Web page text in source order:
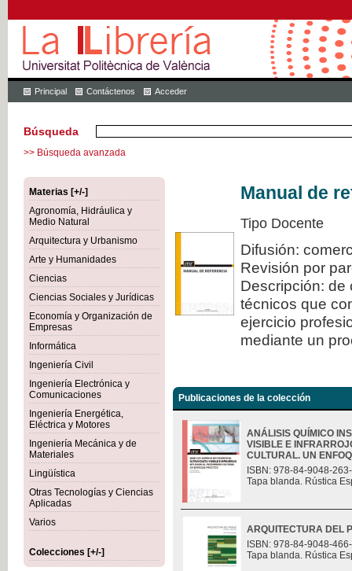
Principal Contáctenos Acceder
Búsqueda
>> Búsqueda avanzada
Materias [+/-]
Agronomía, Hidráulica y
Medio Natural
Arquitectura y Urbanismo
Arte y Humanidades
Ciencias
Ciencias Sociales y Jurídicas
Economía y Organización de
Empresas
Informática
Ingeniería Civil
Ingeniería Electrónica y
Comunicaciones
Ingeniería Energética,
Eléctrica y Motores
Ingeniería Mecánica y de
Materiales
Lingüística
Otras Tecnologías y Ciencias
Aplicadas
Varios
Colecciones [+/-]
Manual de
Tipo Docente
Difusión:
Revisión por
Descripción: de
técnicos que
ejercicio
mediante un
Publicaciones de la colección
ANÁLISIS QUÍMICO
VISIBLE E
CULTURAL. UN
ISBN: 978-84-9048-
Tapa blanda. Rústica
ARQUITECTURA DEL
ISBN: 978-84-9048-
Tapa blanda. Rústica